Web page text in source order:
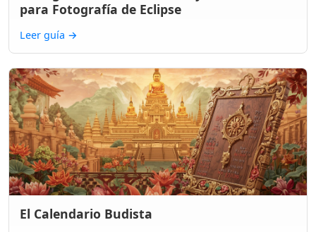
para Fotografía de Eclipse
Leer guía →
El Calendario Budista